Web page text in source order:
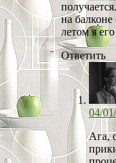
на балконе
летом я
Ответить
04/
Ага,